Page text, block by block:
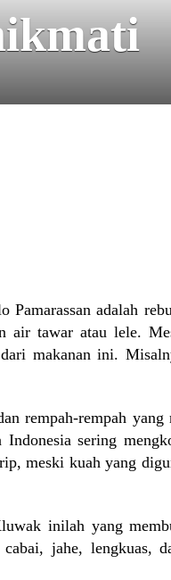
adalah
air tawar atau lele.
makanan ini.
rempah-rempah yang
sering
meski kuah yang
inilah yang
jahe, lengkuas,